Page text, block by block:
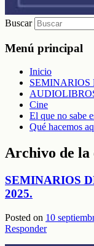
Buscar
Menú principal
Inicio
SEMINARIOS
Cine
El que no sabe
Qué hacemos
Archivo de la
SEMINARIOS
2025.
Posted on 10
Responder